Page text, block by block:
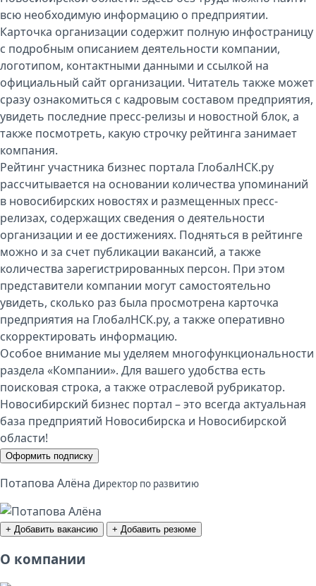
всю необходимую информацию о предприятии.
Карточка организации содержит полную инфостраницу
с подробным описанием деятельности компании,
логотипом, контактными данными и ссылкой на
официальный сайт организации. Читатель также может
сразу ознакомиться с кадровым составом предприятия,
увидеть последние пресс-релизы и новостной блок, а
также посмотреть, какую строчку рейтинга занимает
компания.
Рейтинг участника бизнес портала ГлобалНСК.ру
рассчитывается на основании количества упоминаний
в новосибирских новостях и размещенных пресс-
релизах, содержащих сведения о деятельности
организации и ее достижениях. Подняться в рейтинге
можно и за счет публикации вакансий, а также
количества зарегистрированных персон. При этом
представители компании могут самостоятельно
увидеть, сколько раз была просмотрена карточка
предприятия на ГлобалНСК.ру, а также оперативно
скорректировать информацию.
Особое внимание мы уделяем многофункциональности
раздела «Компании». Для вашего удобства есть
поисковая строка, а также отраслевой рубрикатор.
Новосибирский бизнес портал – это всегда актуальная
база предприятий Новосибирска и Новосибирской
области!
Оформить подписку
Потапова Алёна Директор по развитию
+ Добавить вакансию + Добавить резюме
О компании